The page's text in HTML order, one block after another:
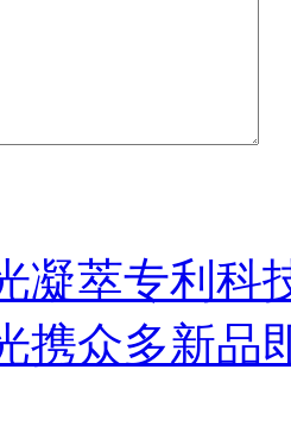
凝萃专利科
携众多新品